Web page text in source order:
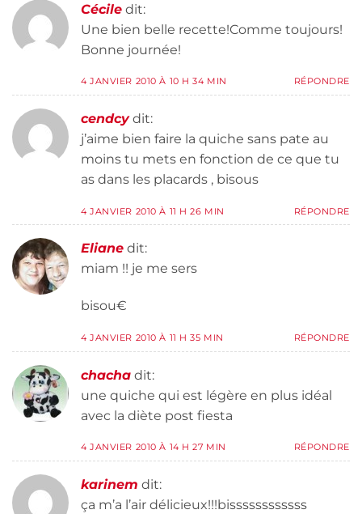
Cécile dit:
Une bien belle recette!Comme toujours!
Bonne journée!
4 JANVIER 2010 À 10 H 34 MIN RÉPONDRE
cendcy dit:
j’aime bien faire la quiche sans pate au
moins tu mets en fonction de ce que tu
as dans les placards , bisous
4 JANVIER 2010 À 11 H 26 MIN RÉPONDRE
Eliane dit:
miam !! je me sers
bisou€
4 JANVIER 2010 À 11 H 35 MIN RÉPONDRE
chacha dit:
une quiche qui est légère en plus idéal
avec la diète post fiesta
4 JANVIER 2010 À 14 H 27 MIN RÉPONDRE
karinem dit:
ça m’a l’air délicieux!!!bissssssssssss